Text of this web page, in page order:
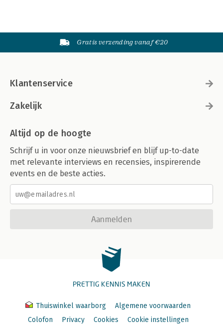
Gratis verzending vanaf €20
Klantenservice
Zakelijk
Altijd op de hoogte
Schrijf u in voor onze nieuwsbrief en blijf up-to-date
met relevante interviews en recensies, inspirerende
events en de beste acties.
Aanmelden
PRETTIG KENNIS MAKEN
Thuiswinkel waarborg
Algemene voorwaarden
Colofon
Privacy Cookies Cookie instellingen